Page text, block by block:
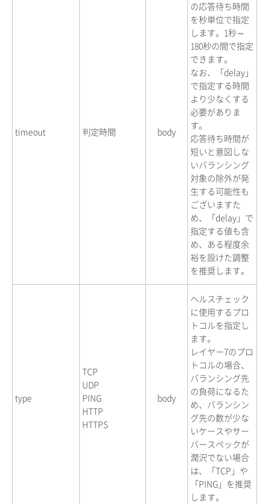
timeout 判定時間 body
の応答待ち時間
を秒単位で指定
します。1秒～
180秒の間で指定
できます。
なお、「delay」
で指定する時間
より少なくする
必要がありま
す。
応答待ち時間が
短いと意図しな
いバランシング
対象の除外が発
生する可能性も
ございますた
め、「delay」で
指定する値も含
め、ある程度余
裕を設けた調整
を推奨します。
type
TCP
UDP
PING
HTTP
HTTPS
body
ヘルスチェック
に使用するプロ
トコルを指定し
ます。
レイヤー7のプロ
トコルの場合、
バランシング先
の負荷になるた
め、バランシン
グ先の数が少な
いケースやサー
バースペックが
潤沢でない場合
は、「TCP」や
「PING」を推奨
します。